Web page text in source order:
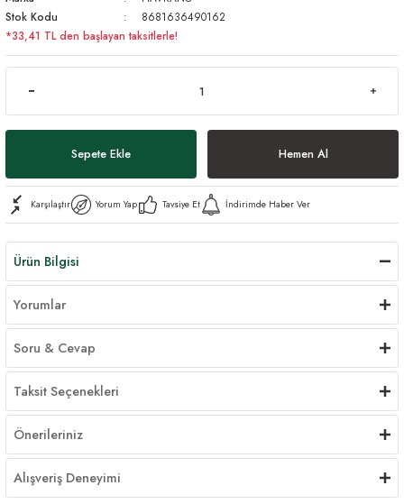
Stok Kodu
8681636490162
*33,41 TL den başlayan taksitlerle!
Sepete Ekle Hemen Al
Karşılaştır Yorum Yap Tavsiye Et İndirimde Haber Ver
Ürün Bilgisi
Yorumlar
Soru & Cevap
Taksit Seçenekleri
Önerileriniz
Alışveriş Deneyimi